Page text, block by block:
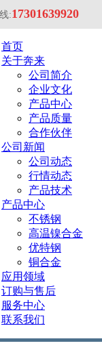
:17301639920
首页
关于奔来
公司简介
企业文化
产品中心
产品质量
合作伙伴
公司新闻
公司动态
行情动态
产品技术
产品中心
不锈钢
高温镍合金
优特钢
铜合金
应用领域
订购与售后
服务中心
联系我们